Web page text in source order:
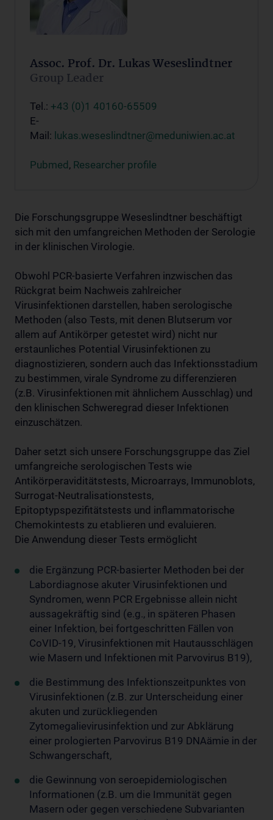
Assoc. Prof. Dr. Lukas Weseslindtner
Group Leader
Tel.: +43 (0)1 40160-65509
E-
Mail: lukas.weseslindtner@meduniwien.ac.at
Pubmed , Researcher profile
Die Forschungsgruppe Weseslindtner beschäftigt
sich mit den umfangreichen Methoden der Serologie
in der klinischen Virologie.
Obwohl PCR-basierte Verfahren inzwischen das
Rückgrat beim Nachweis zahlreicher
Virusinfektionen darstellen, haben serologische
Methoden (also Tests, mit denen Blutserum vor
allem auf Antikörper getestet wird) nicht nur
erstaunliches Potential Virusinfektionen zu
diagnostizieren, sondern auch das Infektionsstadium
zu bestimmen, virale Syndrome zu differenzieren
(z.B. Virusinfektionen mit ähnlichem Ausschlag) und
den klinischen Schweregrad dieser Infektionen
einzuschätzen.
Daher setzt sich unsere Forschungsgruppe das Ziel
umfangreiche serologischen Tests wie
Antikörperaviditätstests, Microarrays, Immunoblots,
Surrogat-Neutralisationstests,
Epitoptypspezifitätstests und inflammatorische
Chemokintests zu etablieren und evaluieren.
Die Anwendung dieser Tests ermöglicht
die Ergänzung PCR-basierter Methoden bei der
Labordiagnose akuter Virusinfektionen und
Syndromen, wenn PCR Ergebnisse allein nicht
aussagekräftig sind (e.g., in späteren Phasen
einer Infektion, bei fortgeschritten Fällen von
CoVID-19, Virusinfektionen mit Hautausschlägen
wie Masern und Infektionen mit Parvovirus B19),
die Bestimmung des Infektionszeitpunktes von
Virusinfektionen (z.B. zur Unterscheidung einer
akuten und zurückliegenden
Zytomegalievirusinfektion und zur Abklärung
einer prologierten Parvovirus B19 DNAämie in der
Schwangerschaft,
die Gewinnung von seroepidemiologischen
Informationen (z.B. um die Immunität gegen
Masern oder gegen verschiedene Subvarianten